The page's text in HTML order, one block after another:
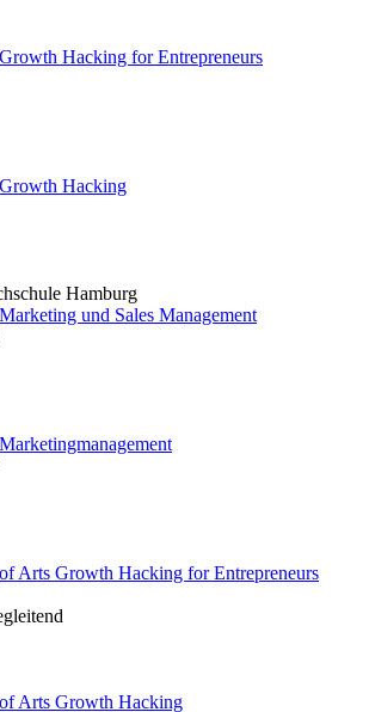
Hacking for Entrepreneurs
Hacking
Hamburg
und Sales Management
Arts Growth Hacking for Entrepreneurs
Arts Growth Hacking